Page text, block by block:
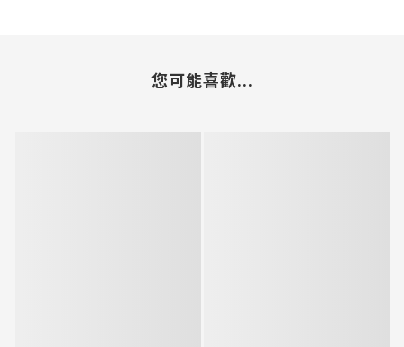
您可能喜歡...